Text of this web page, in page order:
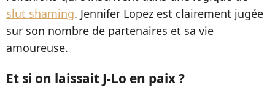
slut shaming. Jennifer Lopez est clairement jugée
sur son nombre de partenaires et sa vie
amoureuse.
Et si on laissait J-Lo en paix ?